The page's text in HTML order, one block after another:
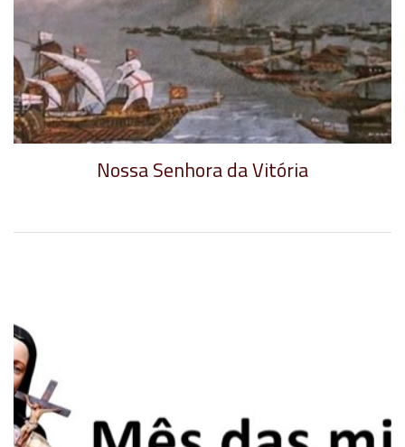
Nossa Senhora da Vitória